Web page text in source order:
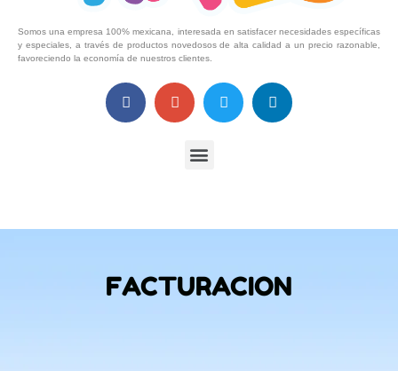
Somos una empresa 100% mexicana, interesada en satisfacer necesidades específicas
y especiales, a través de productos novedosos de alta calidad a un precio razonable,
favoreciendo la economía de nuestros clientes.
FACTURACION